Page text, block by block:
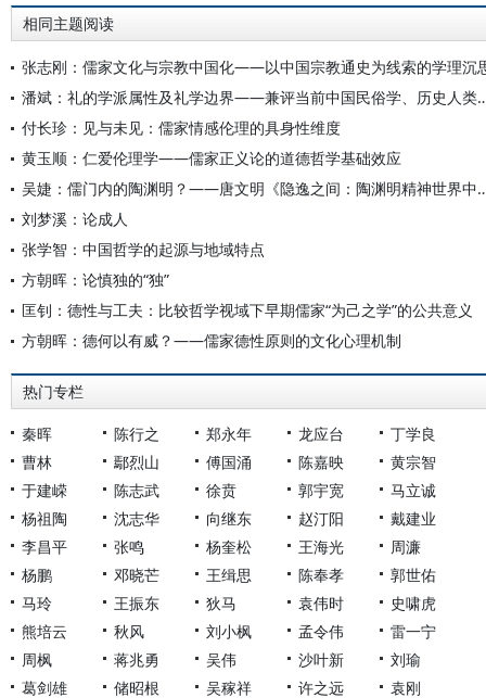
相同主题阅读
张志刚：儒家文化与宗教中国化——以中国宗教通史为线索的学理沉
潘斌：礼的学派属性及礼学边界
付长珍：见与未见：儒家情感伦理的具身性维度
黄玉顺：仁爱伦理学——儒家正义论的道德哲学基础效应
吴婕：儒门内的陶渊明？——唐文明《
刘梦溪：论成人
张学智：中国哲学的起源与地域特点
方朝晖：论慎独的“独”
匡钊：德性与工夫：比较哲学视域下早期儒家“为己之学”的公共意义
方朝晖：德何以有威？——儒家德性原则的文化心理机制
热门专栏
秦晖 陈行之 郑永年 龙应台
丁学良
曹林
鄢烈山 傅国涌 陈嘉映
黄宗智
于建嵘
陈志武 徐贲 郭宇宽
马立诚
杨祖陶
沈志华 向继东 赵汀阳
戴建业
李昌平
张鸣 杨奎松 王海光
周濂
杨鹏
邓晓芒 王缉思 陈奉孝
郭世佑
马玲
王振东 狄马 袁伟时
史啸虎
熊培云
秋风 刘小枫 孟令伟
雷一宁
周枫
蒋兆勇 吴伟 沙叶新
刘瑜
葛剑雄
储昭根 吴稼祥 许之远 袁刚